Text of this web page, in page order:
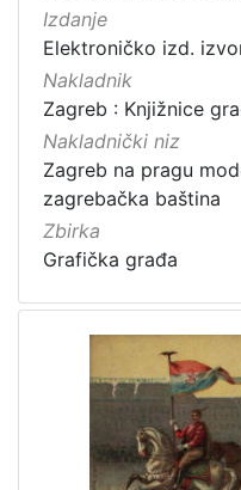
Izdanje
Elektroničko izd.
Nakladnik
Zagreb : Knjižnice
Nakladnički niz
Zagreb na pragu
zagrebačka baština
Zbirka
Grafička građa